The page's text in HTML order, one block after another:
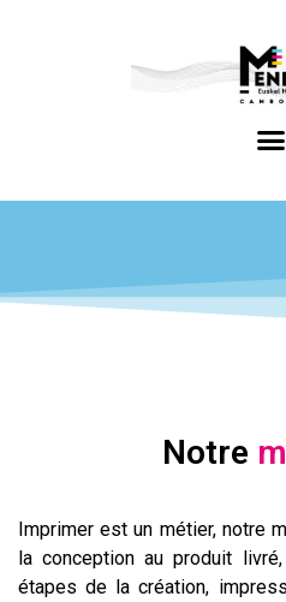
Notre m
Imprimer est un métier, notre
la conception au produit
étapes de la création,